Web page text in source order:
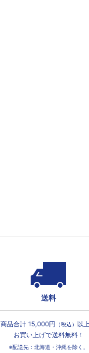
送料
商品合計 15,000円 （税込） 以
お買い上げで送料無料！
※配送先：北海道・沖縄を除く。